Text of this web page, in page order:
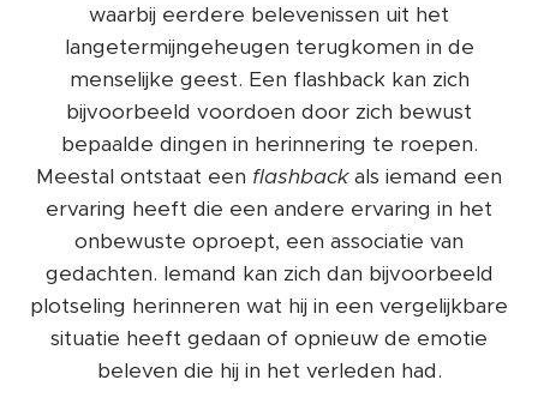
waarbij eerdere belevenissen uit het
langetermijngeheugen terugkomen in de
menselijke geest. Een flashback kan zich
bijvoorbeeld voordoen door zich bewust
bepaalde dingen in herinnering te roepen.
Meestal ontstaat een flashbackals iemand een
ervaring heeft die een andere ervaring in het
onbewuste oproept, een associatie van
gedachten. Iemand kan zich dan bijvoorbeeld
plotseling herinneren wat hij in een vergelijkbare
situatie heeft gedaan of opnieuw de emotie
beleven die hij in het verleden had.